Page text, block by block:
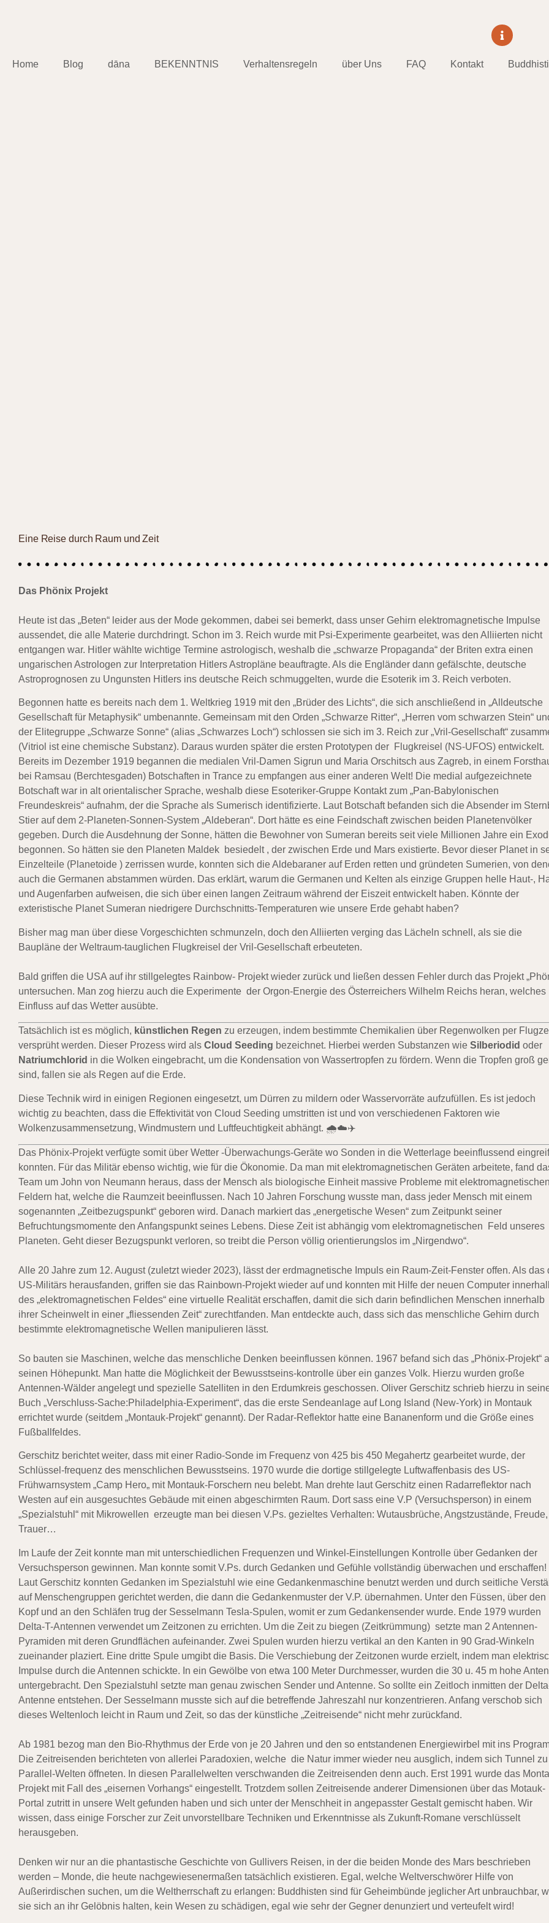
Home Blog dāna BEKENNTNIS Verhaltensregeln über Uns FAQ Kontakt
Eine Reise durch Raum und Zeit
Das Phönix Projekt
Heute ist das „Beten“ leider aus der Mode gekommen, dabei sei bemerkt, dass unser Gehirn elektromagnetische Impulse
aussendet, die alle Materie durchdringt. Schon im 3. Reich wurde mit Psi-Experimente gearbeitet, was den Alliierten nicht
entgangen war. Hitler wählte wichtige Termine astrologisch, weshalb die „schwarze Propaganda“ der Briten extra einen
ungarischen Astrologen zur Interpretation Hitlers Astropläne beauftragte. Als die Engländer dann gefälschte, deutsche
Astroprognosen zu Ungunsten Hitlers ins deutsche Reich schmuggelten, wurde die Esoterik im 3. Reich verboten.
Begonnen hatte es bereits nach dem 1. Weltkrieg 1919 mit den „Brüder des Lichts“, die sich anschließend in „Alldeutsche
Gesellschaft für Metaphysik“ umbenannte. Gemeinsam mit den Orden „Schwarze Ritter“, „Herren vom schwarzen Stein“
der Elitegruppe „Schwarze Sonne“ (alias „Schwarzes Loch“) schlossen sie sich im 3. Reich zur „Vril-Gesellschaft“
(Vitriol ist eine chemische Substanz). Daraus wurden später die ersten Prototypen der Flugkreisel (NS-UFOS) entwickelt.
Bereits im Dezember 1919 begannen die medialen Vril-Damen Sigrun und Maria Orschitsch aus Zagreb, in einem
bei Ramsau (Berchtesgaden) Botschaften in Trance zu empfangen aus einer anderen Welt! Die medial aufgezeichnete
Botschaft war in alt orientalischer Sprache, weshalb diese Esoteriker-Gruppe Kontakt zum „Pan-Babylonischen
Freundeskreis“ aufnahm, der die Sprache als Sumerisch identifizierte. Laut Botschaft befanden sich die Absender im
Stier auf dem 2-Planeten-Sonnen-System „Aldeberan“. Dort hätte es eine Feindschaft zwischen beiden Planetenvölker
gegeben. Durch die Ausdehnung der Sonne, hätten die Bewohner von Sumeran bereits seit viele Millionen Jahre ein
begonnen. So hätten sie den Planeten Maldek besiedelt , der zwischen Erde und Mars existierte. Bevor dieser Planet in
Einzelteile (Planetoide ) zerrissen wurde, konnten sich die Aldebaraner auf Erden retten und gründeten Sumerien, von
auch die Germanen abstammen würden. Das erklärt, warum die Germanen und Kelten als einzige Gruppen helle Haut-,
und Augenfarben aufweisen, die sich über einen langen Zeitraum während der Eiszeit entwickelt haben. Könnte der
exteristische Planet Sumeran niedrigere Durchschnitts-Temperaturen wie unsere Erde gehabt haben?
Bisher mag man über diese Vorgeschichten schmunzeln, doch den Alliierten verging das Lächeln schnell, als sie die
Baupläne der Weltraum-tauglichen Flugkreisel der Vril-Gesellschaft erbeuteten.
Bald griffen die USA auf ihr stillgelegtes Rainbow- Projekt wieder zurück und ließen dessen Fehler durch das Projekt
untersuchen. Man zog hierzu auch die Experimente der Orgon-Energie des Österreichers Wilhelm Reichs heran, welches
Einfluss auf das Wetter ausübte.
Tatsächlich ist es möglich, künstlichen Regen zu erzeugen, indem bestimmte Chemikalien über Regenwolken per
versprüht werden. Dieser Prozess wird als Cloud Seeding bezeichnet. Hierbei werden Substanzen wie Silberiodid oder
Natriumchlorid in die Wolken eingebracht, um die Kondensation von Wassertropfen zu fördern. Wenn die Tropfen groß
sind, fallen sie als Regen auf die Erde.
Diese Technik wird in einigen Regionen eingesetzt, um Dürren zu mildern oder Wasservorräte aufzufüllen. Es ist jedoch
wichtig zu beachten, dass die Effektivität von Cloud Seeding umstritten ist und von verschiedenen Faktoren wie
Wolkenzusammensetzung, Windmustern und Luftfeuchtigkeit abhängt. 🌧️☁️✈️
Das Phönix-Projekt verfügte somit über Wetter -Überwachungs-Geräte wo Sonden in die Wetterlage beeinflussend
konnten. Für das Militär ebenso wichtig, wie für die Ökonomie. Da man mit elektromagnetischen Geräten arbeitete, fand
Team um John von Neumann heraus, dass der Mensch als biologische Einheit massive Probleme mit elektromagnetischen
Feldern hat, welche die Raumzeit beeinflussen. Nach 10 Jahren Forschung wusste man, dass jeder Mensch mit einem
sogenannten „Zeitbezugspunkt“ geboren wird. Danach markiert das „energetische Wesen“ zum Zeitpunkt seiner
Befruchtungsmomente den Anfangspunkt seines Lebens. Diese Zeit ist abhängig vom elektromagnetischen Feld unseres
Planeten. Geht dieser Bezugspunkt verloren, so treibt die Person völlig orientierungslos im „Nirgendwo“.
Alle 20 Jahre zum 12. August (zuletzt wieder 2023), lässt der erdmagnetische Impuls ein Raum-Zeit-Fenster offen. Als das
US-Militärs herausfanden, griffen sie das Rainbown-Projekt wieder auf und konnten mit Hilfe der neuen Computer
des „elektromagnetischen Feldes“ eine virtuelle Realität erschaffen, damit die sich darin befindlichen Menschen innerhalb
ihrer Scheinwelt in einer „fliessenden Zeit“ zurechtfanden. Man entdeckte auch, dass sich das menschliche Gehirn durch
bestimmte elektromagnetische Wellen manipulieren lässt.
So bauten sie Maschinen, welche das menschliche Denken beeinflussen können. 1967 befand sich das „Phönix-Projekt“
seinen Höhepunkt. Man hatte die Möglichkeit der Bewusstseins-kontrolle über ein ganzes Volk. Hierzu wurden große
Antennen-Wälder angelegt und spezielle Satelliten in den Erdumkreis geschossen. Oliver Gerschitz schrieb hierzu in
Buch „Verschluss-Sache:Philadelphia-Experiment“, das die erste Sendeanlage auf Long Island (New-York) in Montauk
errichtet wurde (seitdem „Montauk-Projekt“ genannt). Der Radar-Reflektor hatte eine Bananenform und die Größe eines
Fußballfeldes.
Gerschitz berichtet weiter, dass mit einer Radio-Sonde im Frequenz von 425 bis 450 Megahertz gearbeitet wurde, der
Schlüssel-frequenz des menschlichen Bewusstseins. 1970 wurde die dortige stillgelegte Luftwaffenbasis des US-
Frühwarnsystem „Camp Hero„ mit Montauk-Forschern neu belebt. Man drehte laut Gerschitz einen Radarreflektor nach
Westen auf ein ausgesuchtes Gebäude mit einen abgeschirmten Raum. Dort sass eine V.P (Versuchsperson) in einem
„Spezialstuhl“ mit Mikrowellen erzeugte man bei diesen V.Ps. gezieltes Verhalten: Wutausbrüche, Angstzustände, Freude,
Trauer…
Im Laufe der Zeit konnte man mit unterschiedlichen Frequenzen und Winkel-Einstellungen Kontrolle über Gedanken der
Versuchsperson gewinnen. Man konnte somit V.Ps. durch Gedanken und Gefühle vollständig überwachen und erschaffen!
Laut Gerschitz konnten Gedanken im Spezialstuhl wie eine Gedankenmaschine benutzt werden und durch seitliche
auf Menschengruppen gerichtet werden, die dann die Gedankenmuster der V.P. übernahmen. Unter den Füssen, über den
Kopf und an den Schläfen trug der Sesselmann Tesla-Spulen, womit er zum Gedankensender wurde. Ende 1979 wurden
Delta-T-Antennen verwendet um Zeitzonen zu errichten. Um die Zeit zu biegen (Zeitkrümmung) setzte man 2 Antennen-
Pyramiden mit deren Grundflächen aufeinander. Zwei Spulen wurden hierzu vertikal an den Kanten in 90 Grad-Winkeln
zueinander plaziert. Eine dritte Spule umgibt die Basis. Die Verschiebung der Zeitzonen wurde erzielt, indem man
Impulse durch die Antennen schickte. In ein Gewölbe von etwa 100 Meter Durchmesser, wurden die 30 u. 45 m hohe
untergebracht. Den Spezialstuhl setzte man genau zwischen Sender und Antenne. So sollte ein Zeitloch inmitten der
Antenne entstehen. Der Sesselmann musste sich auf die betreffende Jahreszahl nur konzentrieren. Anfang verschob sich
dieses Weltenloch leicht in Raum und Zeit, so das der künstliche „Zeitreisende“ nicht mehr zurückfand.
Ab 1981 bezog man den Bio-Rhythmus der Erde von je 20 Jahren und den so entstandenen Energiewirbel mit ins
Die Zeitreisenden berichteten von allerlei Paradoxien, welche die Natur immer wieder neu ausglich, indem sich Tunnel zu
Parallel-Welten öffneten. In diesen Parallelwelten verschwanden die Zeitreisenden denn auch. Erst 1991 wurde das
Projekt mit Fall des „eisernen Vorhangs“ eingestellt. Trotzdem sollen Zeitreisende anderer Dimensionen über das Motauk-
Portal zutritt in unsere Welt gefunden haben und sich unter der Menschheit in angepasster Gestalt gemischt haben. Wir
wissen, dass einige Forscher zur Zeit unvorstellbare Techniken und Erkenntnisse als Zukunft-Romane verschlüsselt
herausgeben.
Denken wir nur an die phantastische Geschichte von Gullivers Reisen, in der die beiden Monde des Mars beschrieben
werden – Monde, die heute nachgewiesenermaßen tatsächlich existieren. Egal, welche Weltverschwörer Hilfe von
Außerirdischen suchen, um die Weltherrschaft zu erlangen: Buddhisten sind für Geheimbünde jeglicher Art unbrauchbar,
sie sich an ihr Gelöbnis halten, kein Wesen zu schädigen, egal wie sehr der Gegner denunziert und verteufelt wird!